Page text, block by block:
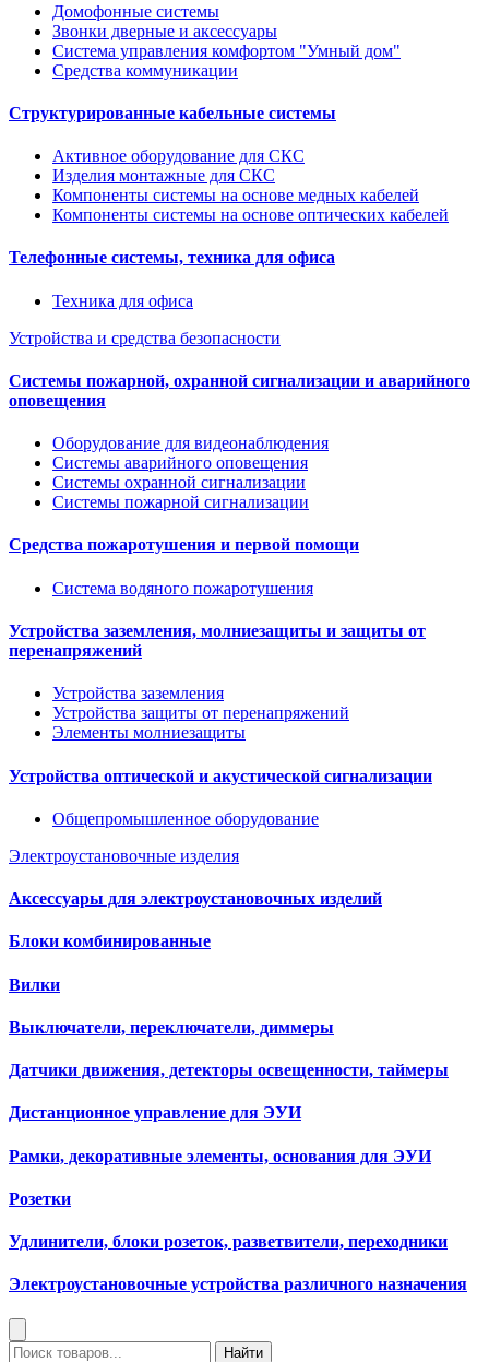
Домофонные системы
Звонки дверные и аксессуары
Система управления комфортом "Умный дом"
Средства коммуникации
Структурированные кабельные системы
Активное оборудование для СКС
Изделия монтажные для СКС
Компоненты системы на основе медных кабелей
Компоненты системы на основе оптических кабелей
Телефонные системы, техника для офиса
Техника для офиса
Устройства и средства безопасности
Системы пожарной, охранной сигнализации и аварийного
оповещения
Оборудование для видеонаблюдения
Системы аварийного оповещения
Системы охранной сигнализации
Системы пожарной сигнализации
Средства пожаротушения и первой помощи
Система водяного пожаротушения
Устройства заземления, молниезащиты и защиты от
перенапряжений
Устройства заземления
Устройства защиты от перенапряжений
Элементы молниезащиты
Устройства оптической и акустической сигнализации
Общепромышленное оборудование
Электроустановочные изделия
Аксессуары для электроустановочных изделий
Блоки комбинированные
Вилки
Выключатели, переключатели, диммеры
Датчики движения, детекторы освещенности, таймеры
Дистанционное управление для ЭУИ
Рамки, декоративные элементы, основания для ЭУИ
Розетки
Удлинители, блоки розеток, разветвители, переходники
Электроустановочные устройства различного назначения
Найти